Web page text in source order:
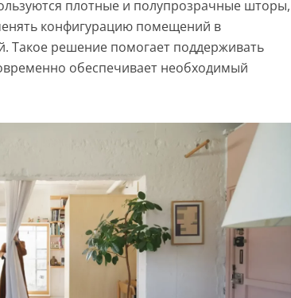
плотные и полупрозрачные шторы,
конфигурацию помещений в
Такое решение помогает поддерживать
обеспечивает необходимый